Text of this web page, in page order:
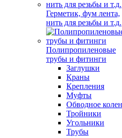
Герметик, фум лента,
нить для резьбы и т.д.
Полипропиленовые
трубы и фитинги
Заглушки
Краны
Крепления
Муфты
Обводное
Тройники
Угольники
Трубы